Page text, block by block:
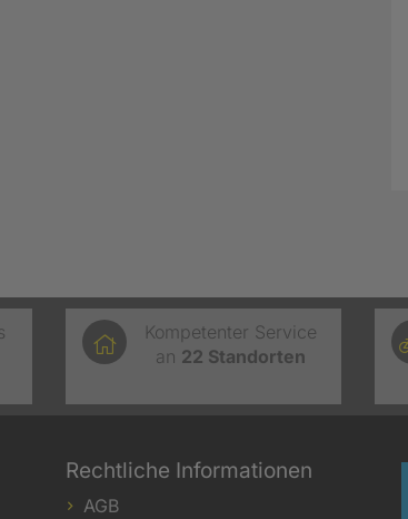
Kompetenter Service
an 22 Standorten
Rechtliche Informationen
AGB